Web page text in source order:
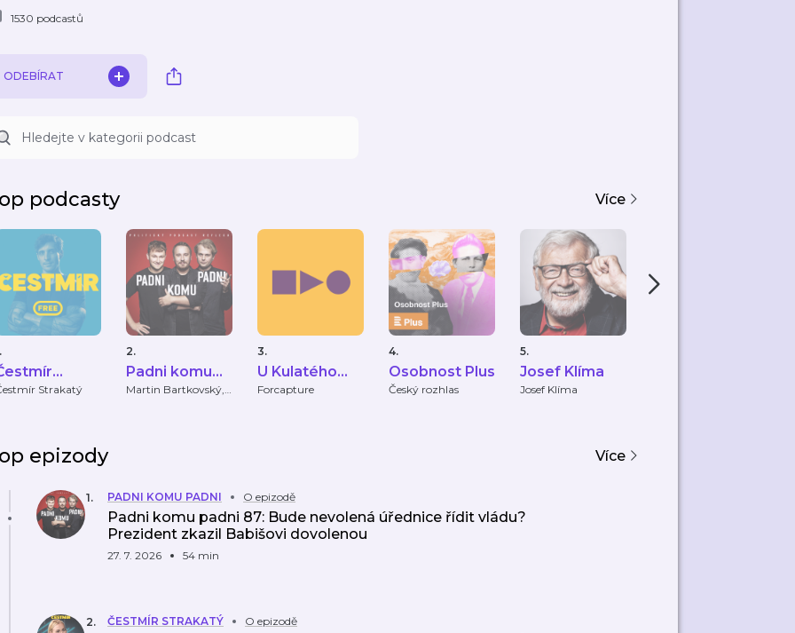
1530 podcastů
ODEBÍRAT
podcasty Více
Strakatý
2.
Padni komu
padni
Martin Bartkovský,
3.
U Kulatého
stolu
Forcapture
4.
Osobnost Plus
Český rozhlas
5.
Josef Klíma
Josef Klíma
epizody Více
1. PADNI KOMU PADNI O epizodě
Padni komu padni 87: Bude nevolená úřednice řídit vládu?
Prezident zkazil Babišovi dovolenou
27. 7. 2026 54 min
2. ČESTMÍR STRAKATÝ O epizodě